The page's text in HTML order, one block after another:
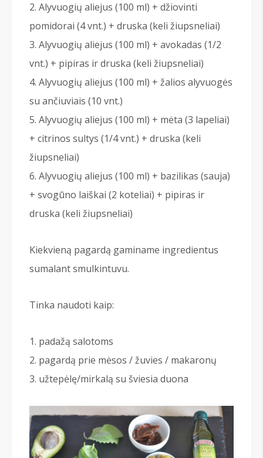
Alyvuogių aliejus (100 ml) + džiovinti
pomidorai (4 vnt.) + druska (keli žiupsneliai)
Alyvuogių aliejus (100 ml) + avokadas (1/2
vnt.) + pipiras ir druska (keli žiupsneliai)
Alyvuogių aliejus (100 ml) + žalios alyvuogės
su ančiuviais (10 vnt.)
Alyvuogių aliejus (100 ml) + mėta (3 lapeliai)
+ citrinos sultys (1/4 vnt.) + druska (keli
žiupsneliai)
Alyvuogių aliejus (100 ml) + bazilikas (sauja)
+ svogūno laiškai (2 koteliai) + pipiras ir
druska (keli žiupsneliai)
Kiekvieną pagardą gaminame ingredientus
sumalant smulkintuvu.
Tinka naudoti kaip:
padažą salotoms
pagardą prie mėsos / žuvies / makaronų
užtepėlę/mirkalą su šviesia duona